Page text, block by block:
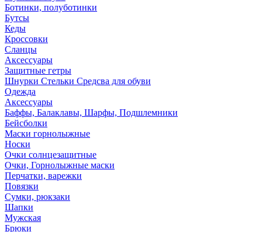
Ботинки, полуботинки
Бутсы
Кеды
Кроссовки
Сланцы
Аксессуары
Защитные гетры
Шнурки Стельки Средсва для обуви
Одежда
Аксессуары
Баффы, Балаклавы, Шарфы, Подшлемники
Бейсболки
Маски горнолыжные
Носки
Очки солнцезащитные
Очки, Горнолыжные маски
Перчатки, варежки
Повязки
Сумки, рюкзаки
Шапки
Мужская
Брюки